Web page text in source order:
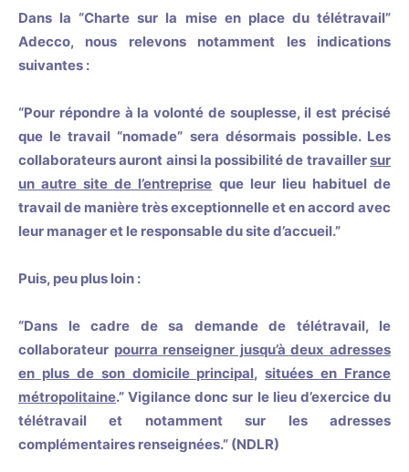
Dans la “Charte sur la mise en place du télétravail”
Adecco, nous relevons notamment les indications
suivantes :
“Pour répondre à la volonté de souplesse, il est précisé
que le travail “nomade” sera désormais possible. Les
collaborateurs auront ainsi la possibilité de travaillersur
un autre site de l’entreprise que leur lieu habituel de
travail de manière très exceptionnelle et en accord avec
leur manager et le responsable du site d’accueil.”
Puis, peu plus loin :
“Dans le cadre de sa demande de télétravail, le
collaborateur pourra renseigner jusqu’à deux adresses
en plus de son domicile principal,situées en France
métropolitaine.” Vigilance donc sur le lieu d’exercice du
télétravail et notamment sur les adresses
complémentaires renseignées.” (NDLR)